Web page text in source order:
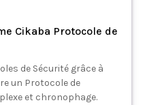
Cikaba Protocole de
de Sécurité grâce à
un Protocole de
et chronophage.